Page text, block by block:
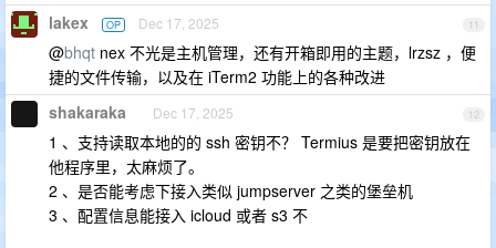
11
lakex OP Dec 17, 2025
@bhqt nex 不光是主机管理，还有开箱即用的主题，lrzsz ，便
捷的文件传输，以及在 iTerm2 功能上的各种改进
12
shakaraka Dec 17, 2025
1 、支持读取本地的的 ssh 密钥不？ Termius 是要把密钥放在
他程序里，太麻烦了。
2 、是否能考虑下接入类似 jumpserver 之类的堡垒机
3 、配置信息能接入 icloud 或者 s3 不